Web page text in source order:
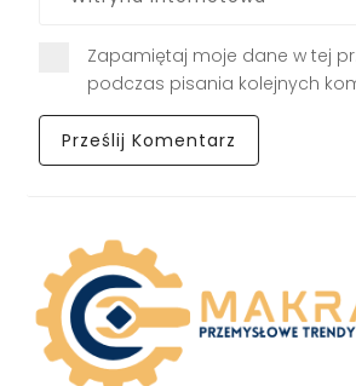
Zapamiętaj moje dane w tej
podczas pisania kolejnych